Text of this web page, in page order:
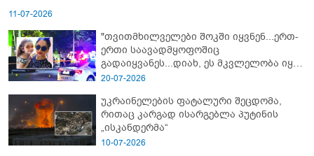
11-07-2026
"თვითმხილველები შოკში იყვნენ...ერთ-
ერთი საავადმყოფოშიც
გადაიყვანეს...დიახ, ეს მკვლელობა იყო"
- გორში დატრიალებული ტრაგედიის
20-07-2026
უკრაინელების ფატალური შეცდომა,
რითაც კარგად ისარგებლა პუტინის
„ისკანდერმა“
10-07-2026